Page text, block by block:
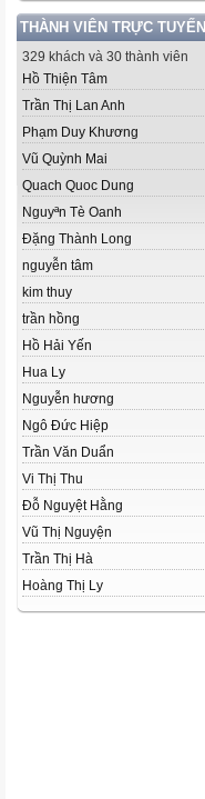
THÀNH VIÊN TRỰC TUYẾN
329 khách và 30 thành viên
Hồ Thiện Tâm
Trần Thị Lan Anh
Phạm Duy Khương
Vũ Quỳnh Mai
Quach Quoc Dung
Nguyªn Tè Oanh
Đặng Thành Long
nguyễn tâm
kim thuy
trần hồng
Hồ Hải Yến
Hua Ly
Nguyễn hương
Ngô Đức Hiệp
Trần Văn Duẩn
Vi Thị Thu
Đỗ Nguyệt Hằng
Vũ Thị Nguyện
Trần Thị Hà
Hoàng Thị Ly